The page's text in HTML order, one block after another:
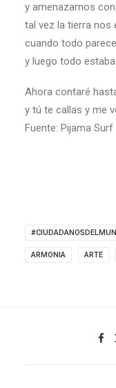
y amenazarnos
tal vez la tierra nos
cuando todo
y luego todo
Ahora contaré
y tú te callas y me
Fuente: Pijama Surf
ARMONIA ARTE